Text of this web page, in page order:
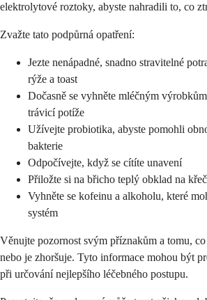
elektrolytové roztoky, abyste nahradili to, co
Zvažte tato podpůrná opatření:
Jezte nenápadné, snadno stravitelné
rýže a toast
Dočasně se vyhněte mléčným
trávicí potíže
Užívejte probiotika, abyste pomohli
bakterie
Odpočívejte, když se cítíte unavení
Přiložte si na břicho teplý obklad na
Vyhněte se kofeinu a alkoholu, které
systém
Věnujte pozornost svým příznakům a tomu,
nebo je zhoršuje. Tyto informace mohou být
při určování nejlepšího léčebného postupu.